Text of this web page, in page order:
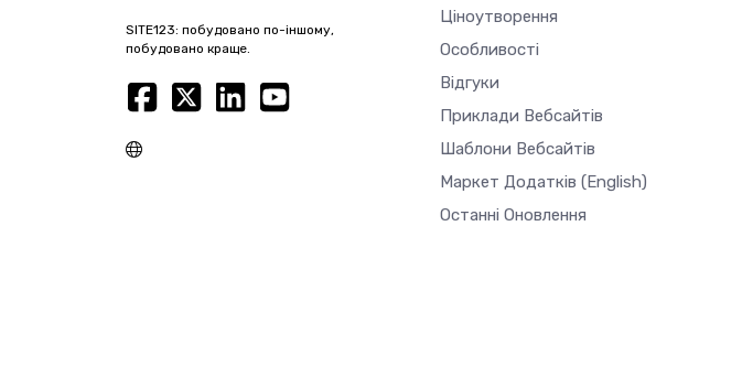
SITE123: побудовано по-іншому,
побудовано краще.
Ціноутворення
Особливості
Відгуки
Приклади Вебсайтів
Шаблони Вебсайтів
Маркет Додатків (English)
Останні Оновлення